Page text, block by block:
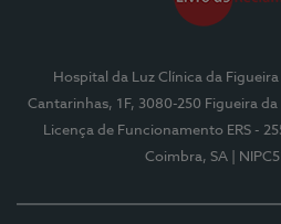
Hospital da Luz Clínica da Figueira
Cantarinhas, 1F, 3080-250 Figueira da
Licença de Funcionamento ERS -
Coimbra, SA
|